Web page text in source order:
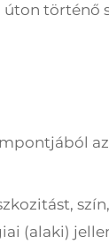
történő
(alaki)